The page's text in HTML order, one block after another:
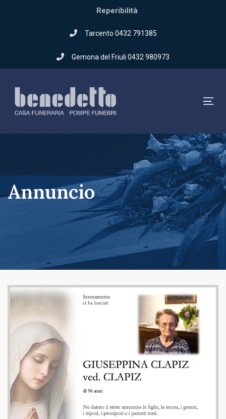
Reperibilità
Tarcento 0432 791385
Gemona del Friuli 0432 980973
Annuncio